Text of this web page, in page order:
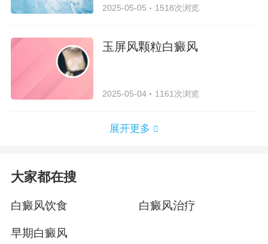
2025-05-05 1518次浏览
玉屏风颗粒白癜风
2025-05-04 1161次浏览
展开更多
大家都在搜
白癜风饮食 白癜风治疗
早期白癜风